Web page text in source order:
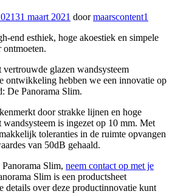
31 maart 2021 doormaarscontent1
end esthiek, hoge akoestiek en simpele
ontmoeten.
glazen wandsysteem
ontwikkeling hebben we een innovatie op
De Panorama Slim.
door strakke lijnen en hoge
wandsysteem is ingezet op 10 mm. Met
toleranties in de ruimte opvangen
van 50dB gehaald.
Slim, neem contact op met je
Slim is een productsheet
details over deze productinnovatie kunt